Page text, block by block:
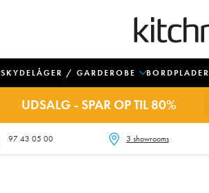
SKYDELÅGER / GARDEROBE BORDPLADER
UDSALG - SPAR OP TIL 80%
97 43 05 00 3 showrooms